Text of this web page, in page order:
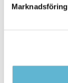
Marknadsföring
vecka 39